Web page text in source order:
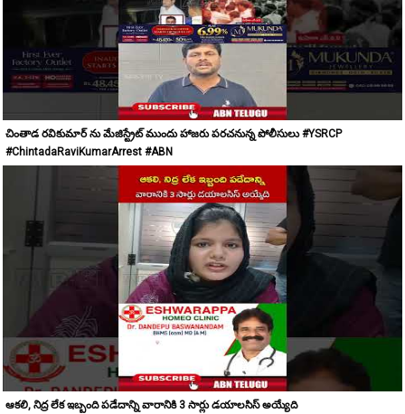
చింతాడ రవికుమార్ ను మేజిస్ట్రేట్ ముందు హాజరు పరచనున్న పోలీసులు #YSRCP
#ChintadaRaviKumarArrest #ABN
ఆకలి, నిద్ర లేక ఇబ్బంది పడేదాన్ని వారానికి 3 సార్లు డయాలసిస్ అయ్యేది